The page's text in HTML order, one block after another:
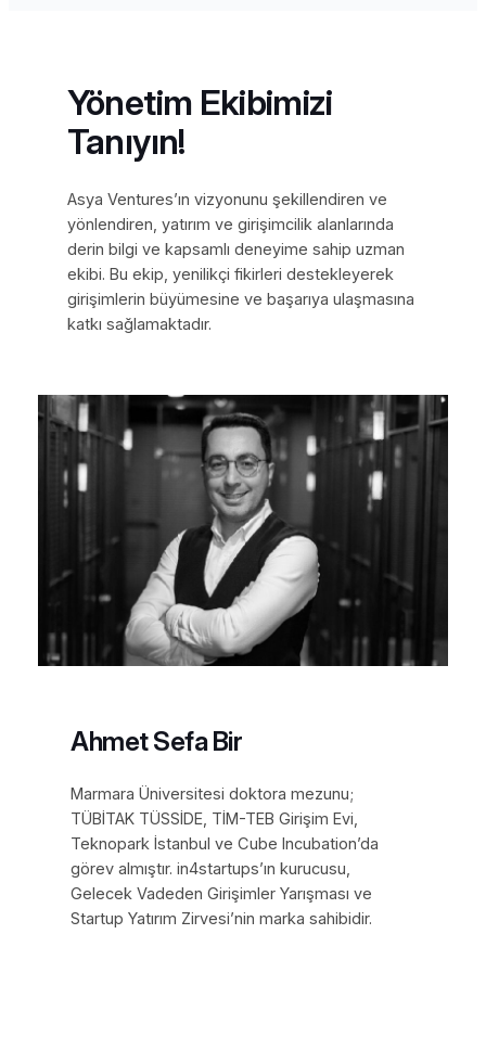
Yönetim Ekibimizi
Tanıyın!
Asya Ventures’ın vizyonunu şekillendiren ve
yönlendiren, yatırım ve girişimcilik alanlarında
derin bilgi ve kapsamlı deneyime sahip uzman
ekibi. Bu ekip, yenilikçi fikirleri destekleyerek
girişimlerin büyümesine ve başarıya ulaşmasına
katkı sağlamaktadır.
Ahmet Sefa Bir
Marmara Üniversitesi doktora mezunu;
TÜBİTAK TÜSSİDE, TİM-TEB Girişim Evi,
Teknopark İstanbul ve Cube Incubation’da
görev almıştır. in4startups’ın kurucusu,
Gelecek Vadeden Girişimler Yarışması ve
Startup Yatırım Zirvesi’nin marka sahibidir.